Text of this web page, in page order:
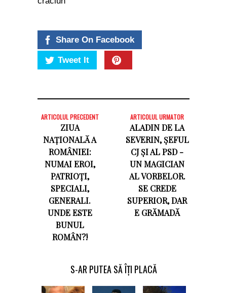
Share On Facebook
Tweet It
ARTICOLUL PRECEDENT
ZIUA
NAȚIONALĂ A
ROMÂNIEI:
NUMAI EROI,
PATRIOȚI,
SPECIALI,
GENERALI.
UNDE ESTE
BUNUL
ROMÂN?!
ARTICOLUL URMATOR
ALADIN DE LA
SEVERIN, ȘEFUL
CJ ȘI AL PSD -
UN MAGICIAN
AL VORBELOR.
SE CREDE
SUPERIOR, DAR
E GRĂMADĂ
S-AR PUTEA SĂ ÎȚI PLACĂ